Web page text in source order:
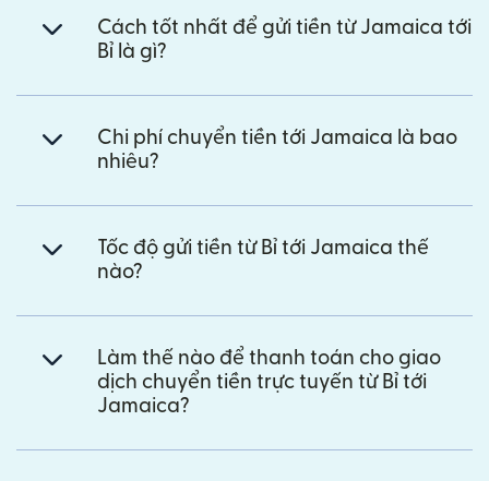
Cách tốt nhất để gửi tiền từ Jamaica tới
Bỉ là gì?
Chi phí chuyển tiền tới Jamaica là bao
nhiêu?
Tốc độ gửi tiền từ Bỉ tới Jamaica thế
nào?
Làm thế nào để thanh toán cho giao
dịch chuyển tiền trực tuyến từ Bỉ tới
Jamaica?